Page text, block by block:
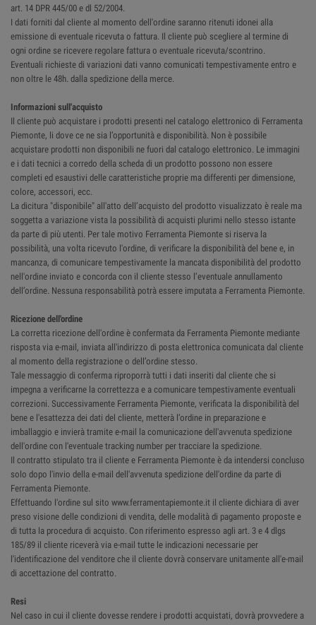
art. 14 DPR 445/00 e dl 52/2004.
I dati forniti dal cliente al momento dell'ordine saranno ritenuti idonei alla
emissione di eventuale ricevuta o fattura. Il cliente può scegliere al termine di
ogni ordine se ricevere regolare fattura o eventuale ricevuta/scontrino.
Eventuali richieste di variazioni dati vanno comunicati tempestivamente entro e
non oltre le 48h. dalla spedizione della merce.
Informazioni sull'acquisto
Il cliente può acquistare i prodotti presenti nel catalogo elettronico di Ferramenta
Piemonte, li dove ce ne sia l’opportunità e disponibilità. Non è possibile
acquistare prodotti non disponibili ne fuori dal catalogo elettronico. Le immagini
e i dati tecnici a corredo della scheda di un prodotto possono non essere
completi ed esaustivi delle caratteristiche proprie ma differenti per dimensione,
colore, accessori, ecc.
La dicitura "disponibile" all'atto dell’acquisto del prodotto visualizzato è reale ma
soggetta a variazione vista la possibilità di acquisti plurimi nello stesso istante
da parte di più utenti. Per tale motivo Ferramenta Piemonte si riserva la
possibilità, una volta ricevuto l'ordine, di verificare la disponibilità del bene e, in
mancanza, di comunicare tempestivamente la mancata disponibilità del prodotto
nell'ordine inviato e concorda con il cliente stesso l’eventuale annullamento
dell’ordine. Nessuna responsabilità potrà essere imputata a Ferramenta Piemonte.
Ricezione dell'ordine
La corretta ricezione dell'ordine è confermata da Ferramenta Piemonte mediante
risposta via e-mail, inviata all'indirizzo di posta elettronica comunicata dal cliente
al momento della registrazione o dell’ordine stesso.
Tale messaggio di conferma riproporrà tutti i dati inseriti dal cliente che si
impegna a verificarne la correttezza e a comunicare tempestivamente eventuali
correzioni. Successivamente Ferramenta Piemonte, verificata la disponibilità del
bene e l'esattezza dei dati del cliente, metterà l’ordine in preparazione e
imballaggio e invierà tramite e-mail la comunicazione dell'avvenuta spedizione
dell'ordine con l'eventuale tracking number per tracciare la spedizione.
Il contratto stipulato tra il cliente e Ferramenta Piemonte è da intendersi concluso
solo dopo l'invio della e-mail dell'avvenuta spedizione dell'ordine da parte di
Ferramenta Piemonte.
Effettuando l'ordine sul sito www.ferramentapiemonte.it il cliente dichiara di aver
preso visione delle condizioni di vendita, delle modalità di pagamento proposte e
di tutta la procedura di acquisto. Con riferimento espresso agli art. 3 e 4 dlgs
185/89 il cliente riceverà via e-mail tutte le indicazioni necessarie per
l'identificazione del venditore che il cliente dovrà conservare unitamente all'e-mail
di accettazione del contratto.
Resi
Nel caso in cui il cliente dovesse rendere i prodotti acquistati, dovrà provvedere a